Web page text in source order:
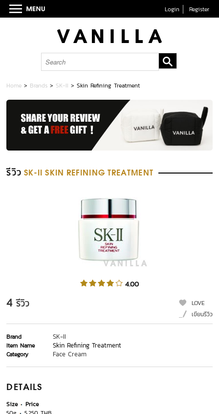
Login Register
Home > Brands > SK-II >Skin Refining Treatment
รีวิว SK-II SKIN REFINING TREATMENT
4.00
4 รีวิว
LOVE
เขียนรีวิว
Brand SK-II
Item Name Skin Refining Treatment
Category Face Cream
DETAILS
Size
Price